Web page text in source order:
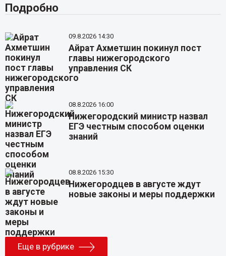
Подробно
09.8.2026 14:30
Айрат Ахметшин покинул пост
главы нижегородского
управления СК
08.8.2026 16:00
Нижегородский министр назвал
ЕГЭ честным способом оценки
знаний
08.8.2026 15:30
Нижегородцев в августе ждут
новые законы и меры поддержки
Еще в рубрике